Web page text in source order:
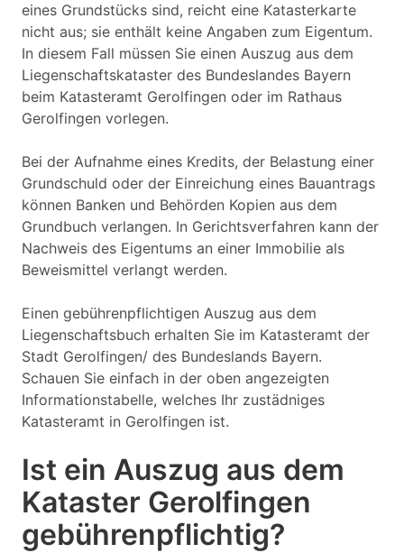
eines Grundstücks sind, reicht eine Katasterkarte
nicht aus; sie enthält keine Angaben zum Eigentum.
In diesem Fall müssen Sie einen Auszug aus dem
Liegenschaftskataster des Bundeslandes Bayern
beim Katasteramt Gerolfingen oder im Rathaus
Gerolfingen vorlegen.
Bei der Aufnahme eines Kredits, der Belastung einer
Grundschuld oder der Einreichung eines Bauantrags
können Banken und Behörden Kopien aus dem
Grundbuch verlangen. In Gerichtsverfahren kann der
Nachweis des Eigentums an einer Immobilie als
Beweismittel verlangt werden.
Einen gebührenpflichtigen Auszug aus dem
Liegenschaftsbuch erhalten Sie im Katasteramt der
Stadt Gerolfingen/ des Bundeslands Bayern.
Schauen Sie einfach in der oben angezeigten
Informationstabelle, welches Ihr zustädniges
Katasteramt in Gerolfingen ist.
Ist ein Auszug aus dem
Kataster Gerolfingen
gebührenpflichtig?